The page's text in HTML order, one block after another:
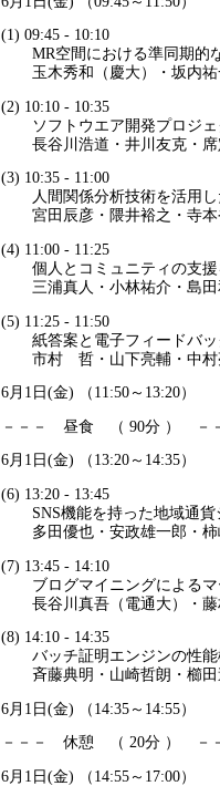
(1) 09:45 - 10:10
MR空間における準同期的
玉木秀和（慶大）・坂内祐
(2) 10:10 - 10:35
ソフトウエア開発プロジェ
長谷川浩道・井川友克・席
(3) 10:35 - 11:00
人間関係分析技術を活用し
宮田辰彦・隈井裕之・寺本
(4) 11:00 - 11:25
個人とコミュニティの支援
三浦真人・小林祐介・島田
(5) 11:25 - 11:50
紙答案と電子フィードバッ
市村 哲・山下亮輔・中村亮
6月1日(金) （11:50～13:20）
－－－ 昼食 （ 90分 ） －
6月1日(金) （13:20～14:35）
(6) 13:20 - 13:45
SNS機能を持った地域通貨
多田優也・安政雄一郎・柿
(7) 13:45 - 14:10
ブログマイニングによるマ
長谷川真吾（電通大）・藤
(8) 14:10 - 14:35
バッチ証明エンジンの性能
斉藤典明・山崎哲朗・櫛田
6月1日(金) （14:35～14:55）
－－－ 休憩 （ 20分 ） －
6月1日(金) （14:55～17:00）